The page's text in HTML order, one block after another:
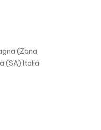
(Zona
(SA) Italia